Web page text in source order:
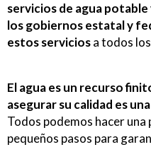
servicios de agua
los gobiernos estatal y
estos serviciosa todos
El agua es un recurso
asegurar su calidad es
Todos podemos hacer
pequeños pasos para